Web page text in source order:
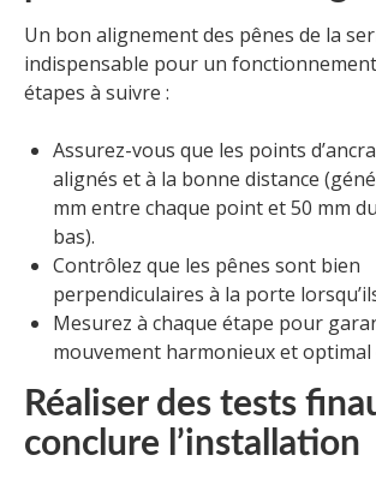
Un bon alignement des pênes de la
indispensable pour un
étapes à suivre :
Assurez-vous que les points
alignés et à la bonne distance
mm entre chaque point et 50 mm
bas).
Contrôlez que les pênes sont bien
perpendiculaires à la porte
Mesurez à chaque étape pour
mouvement harmonieux et optimal
Réaliser des tests
conclure l’installation